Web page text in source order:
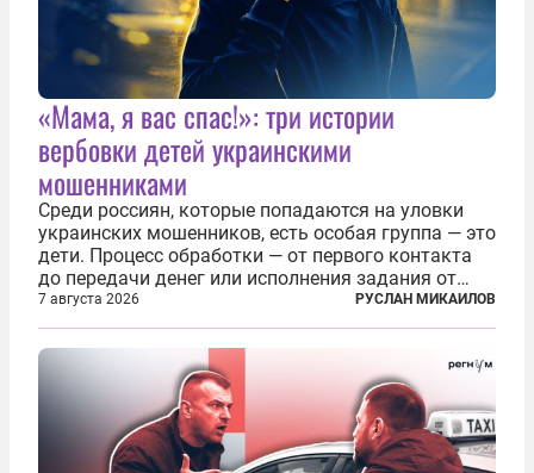
«Мама, я вас спас!»: три истории
вербовки детей украинскими
мошенниками
Среди россиян, которые попадаются на уловки
украинских мошенников, есть особая группа — это
дети. Процесс обработки — от первого контакта
до передачи денег или исполнения задания от
кураторов может занять от двух часов до
нескольких месяцев. Детей превращают в
послушных исполнителей, которые...
7 августа 2026 РУСЛАН МИКАИЛОВ